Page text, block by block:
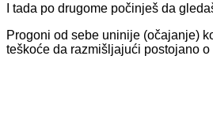
I tada po drugome počinješ da
Progoni od sebe uninije (očajanje)
teškoće da razmišljajući postojano